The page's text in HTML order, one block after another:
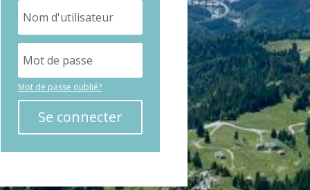
Mot de passe oublié?
Se connecter